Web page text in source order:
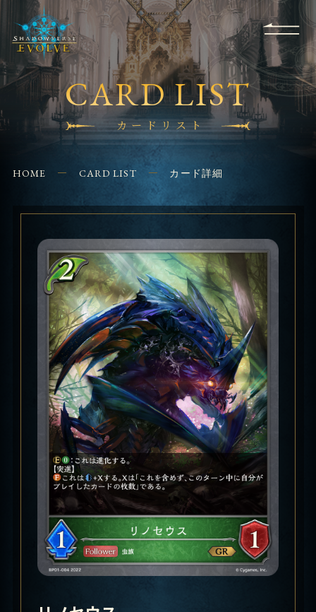
Q&A
EVENT SHOPS
FOR
BEGINNERS
APPLICATION
CONTACT
CARD LIST
カードリスト
HOME CARD LIST カード詳細